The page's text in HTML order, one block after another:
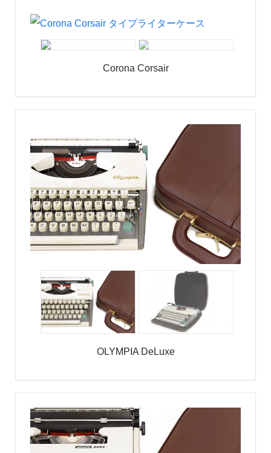
Corona Corsair
OLYMPIA DeLuxe